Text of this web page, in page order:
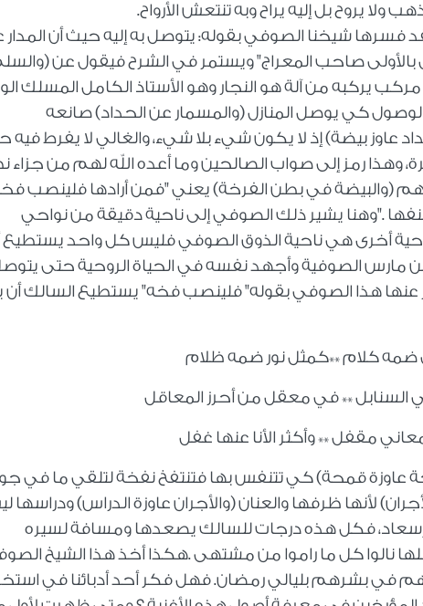
ولا يروح بل إليه يراح وبه تنتعش الأرواح.
شيخنا الصوفي بقوله: يتوصل به إليه حيث أن المدار
بالأولى صاحب المعراج" ويستمر في الشرح فيقول عن
يركبه من آلة هو النجار وهو الأستاذ الكامل المسلك
كي يوصل المنازل (والمسمار عن الحداد) صانعه
عاوز بيضة) إذ لا يكون شيء بلا شيء، والغالي لا يفرط فيه
وهذا رمز إلى صواب الصالحين وما أعده الله لهم من جزاء
(والبيضة في بطن الفرخة) يعني "فمن أرادها فلينصب
".وهنا يشير ذلك الصوفي إلى ناحية دقيقة من نواحي
أخرى هي ناحية الذوق الصوفي فليس كل واحد يستطيع
من مارس الصوفية وأجهد نفسه في الحياة الروحية حتى
عنها هذا الصوفي بقوله" فلينصب فخه" يستطيع السالك
كلام **كمثل نور ضمه ظلام
السنابل ** في معقل من أحرز المعاقل
مقفل ** وأكثر الأنا عنها غفل
عاوزة قمحة) كي تتنفس بها فتنتفخ نفخة لتلقي ما في
لأنها ظرفها والعنان (والأجران عاوزة الدراس) ودراسها
الإسعاد، فكل هذه درجات للسالك يصعدها ومسافة لسيره
نالوا كل ما راموا من مشتهى.هكذا أخذ هذا الشيخ
وهم في بشرهم بليالي رمضان. فهل فكر أحد أدبائنا في